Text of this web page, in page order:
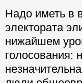
Надо иметь в
электората
нижайшем
голосования: